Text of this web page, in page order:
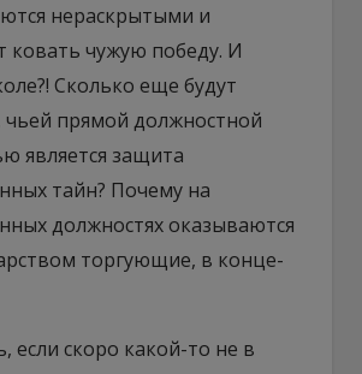
нераскрытыми и
чужую победу. И
Сколько еще будут
чьей прямой должностной
является защита
тайн? Почему на
должностях оказываются
торгующие, в конце-
если скоро какой-то не в